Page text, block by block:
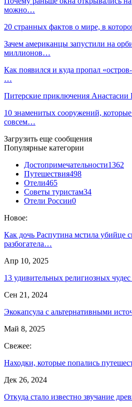
можно…
20 странных фактов о мире, в
Зачем американцы запустили на
миллионов…
Как появился и куда пропал
…
Питерские приключения Анастасии
10 знаменитых сооружений, которые
совсем…
Загрузить еще сообщения
Популярные категории
Достопримечательности1362
Путешествия498
Отели465
Советы туристам34
Отели России0
Новое:
Как дочь Распутина мстила убийце
разбогатела…
Апр 10, 2025
13 удивительных религиозных чудес
Сен 21, 2024
Экокапсула с альтернативными
Май 8, 2025
Свежее:
Находки, которые попались
Дек 26, 2024
Откуда стало известно звучание